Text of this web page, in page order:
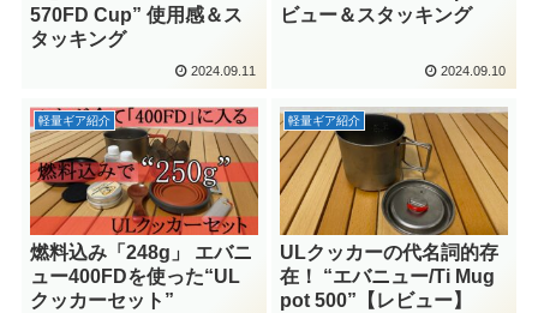
570FD Cup” 使用感＆ス
タッキング
2024.09.11
ビュー＆スタッキング
2024.09.10
軽量ギア紹介
燃料込み「248g」 エバニ
ュー400FDを使った“UL
クッカーセット”
軽量ギア紹介
ULクッカーの代名詞的存
在！ “エバニュー/Ti Mug
pot 500”【レビュー】